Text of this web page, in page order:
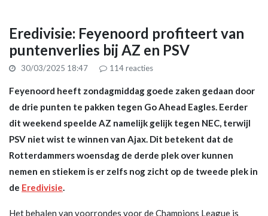
Eredivisie: Feyenoord profiteert van
puntenverlies bij AZ en PSV
30/03/2025 18:47 114reacties
Feyenoord heeft zondagmiddag goede zaken gedaan door
de drie punten te pakken tegen Go Ahead Eagles. Eerder
dit weekend speelde AZ namelijk gelijk tegen NEC, terwijl
PSV niet wist te winnen van Ajax. Dit betekent dat de
Rotterdammers woensdag de derde plek over kunnen
nemen en stiekem is er zelfs nog zicht op de tweede plek in
de Eredivisie.
Het behalen van voorrondes voor de Champions League is